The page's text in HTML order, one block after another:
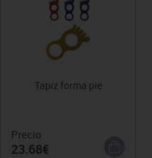
Tapiz forma pie
Precio
23.68€